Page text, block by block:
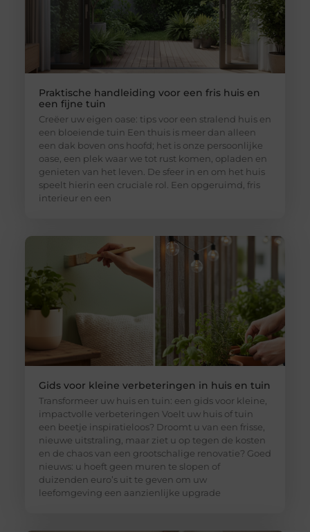
Praktische handleiding voor een fris huis en
een fijne tuin
Creëer uw eigen oase: tips voor een stralend huis en
een bloeiende tuin Een thuis is meer dan alleen
een dak boven ons hoofd; het is onze persoonlijke
oase, een plek waar we tot rust komen, opladen en
genieten van het leven. De sfeer in en om het huis
speelt hierin een cruciale rol. Een opgeruimd, fris
interieur en een
Gids voor kleine verbeteringen in huis en tuin
Transformeer uw huis en tuin: een gids voor kleine,
impactvolle verbeteringen Voelt uw huis of tuin
een beetje inspiratieloos? Droomt u van een frisse,
nieuwe uitstraling, maar ziet u op tegen de kosten
en de chaos van een grootschalige renovatie? Goed
nieuws: u hoeft geen muren te slopen of
duizenden euro’s uit te geven om uw
leefomgeving een aanzienlijke upgrade